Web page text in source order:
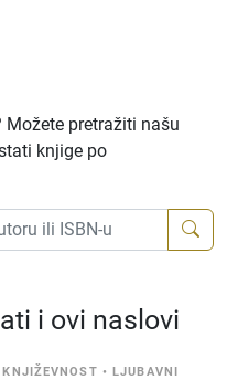
pretražiti našu
knjige po
i ovi naslovi
•LJUBAVNI